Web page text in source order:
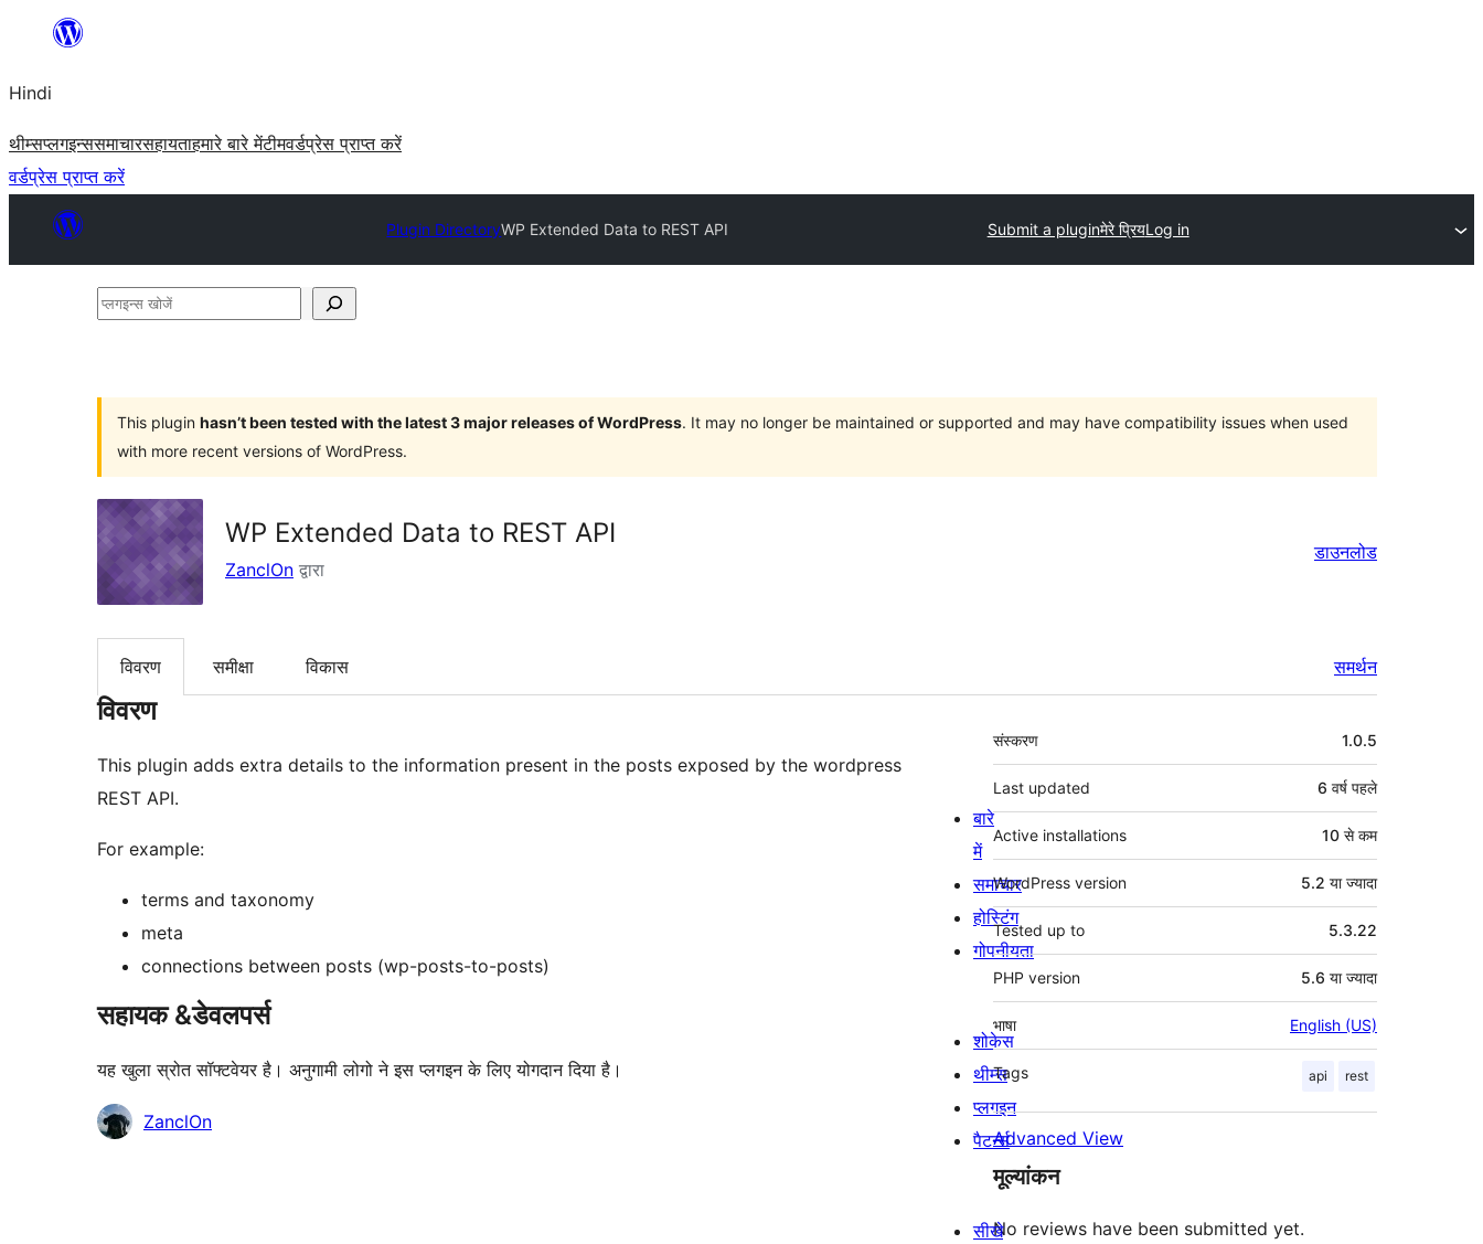
सामग्री
जाएं
Hindi
थीम्सप्लगइन्ससमाचारसहायताहमारे बारे मेंटीमवर्डप्रेस प्राप्त करें
वर्डप्रेस प्राप्त करें
Plugin DirectoryWP Extended Data to REST API Submit a pluginमेरे प्रियLog in
प्लगइन्स
This plugin hasn’t been tested with the latest 3 major releases of WordPress. It may no longer be maintained or supported and may have compatibility issues when used
with more recent versions of WordPress.
WP Extended Data to REST API
ZanclOn द्वारा
डाउनलोड
विवरण समीक्षा विकास समर्थन
विवरण
This plugin adds extra details to the information present in the posts exposed by the wordpress
REST API.
For example:
terms and taxonomy
meta
connections between posts (wp-posts-to-posts)
सहायक &डेवलपर्स
यह खुला स्रोत सॉफ्टवेयर है। अनुगामी लोगो ने इस प्लगइन के लिए योगदान दिया है।
योगदानकर्ताZanclOn
मेटा
संस्करण 1.0.5
Last updated 6 वर्ष पहले
Active installations 10 से कम
WordPress version 5.2 या ज्यादा
Tested up to 5.3.22
PHP version 5.6 या ज्यादा
भाषा English (US)
Tags api rest
Advanced View
मूल्यांकन
No reviews have been submitted yet.
बारे
में
समाचार
होस्टिंग
गोपनीयता
शोकेस
थीम्स
प्लगइन
पैटर्न्स
सीखे